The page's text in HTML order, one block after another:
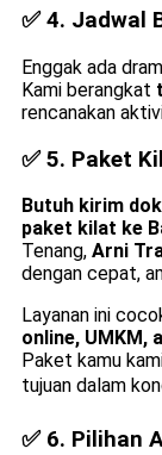
✅ 4. Jadwal
Enggak ada
Kami berangkat
rencanakan
✅ 5. Paket
Butuh kirim
paket kilat ke
Tenang, Arni
dengan cepat,
Layanan ini
online, UMKM,
Paket kamu
tujuan dalam
✅ 6. Pilihan